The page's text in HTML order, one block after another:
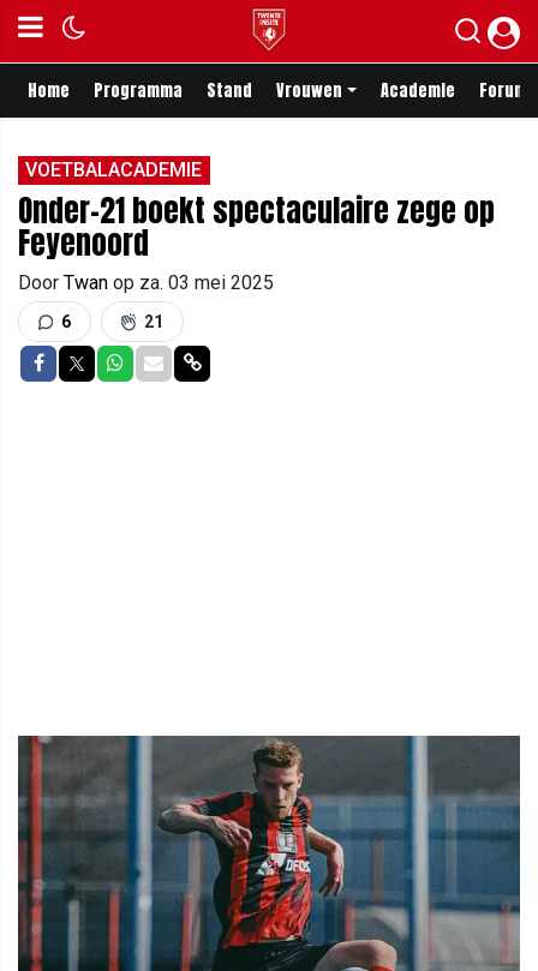
Home Programma Stand Vrouwen Academie Forum
VOETBALACADEMIE
Onder-21 boekt spectaculaire zege op
Feyenoord
Door Twan op za. 03 mei 2025
6 21
Delen op Facebook
Delen op Twitter
Delen op Whatsapp
Delen via Mail
Delen via link